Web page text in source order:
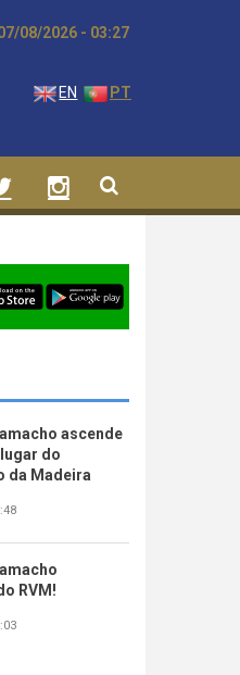
08/2026 - 03:27
EN PT
ascende
do
da Madeira
RVM!